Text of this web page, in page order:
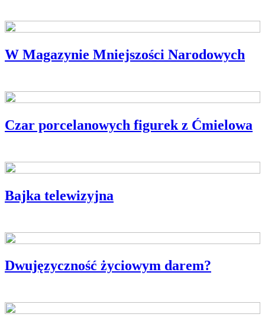
W Magazynie Mniejszości Narodowych
Czar porcelanowych figurek z Ćmielowa
Bajka telewizyjna
Dwujęzyczność życiowym darem?